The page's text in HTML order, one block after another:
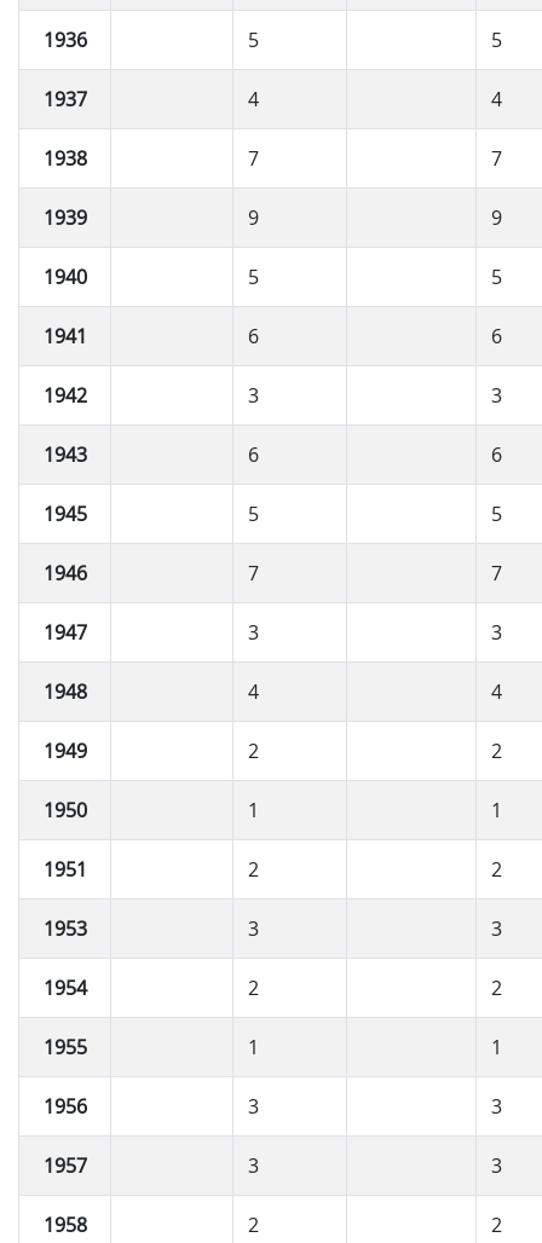
1936 5 5
1937 4 4
1938 7 7
1939 9 9
1940 5 5
1941 6 6
1942 3 3
1943 6 6
1945 5 5
1946 7 7
1947 3 3
1948 4 4
1949 2 2
1950 1 1
1951 2 2
1953 3 3
1954 2 2
1955 1 1
1956 3 3
1957 3 3
1958 2 2